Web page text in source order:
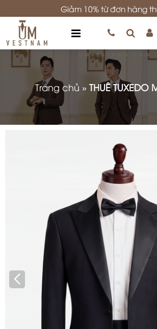
Giảm 10% từ đơn hàng
Trang chủ » THUÊ TUXEDO